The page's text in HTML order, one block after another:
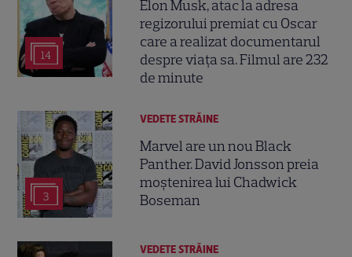
14
Elon Musk, atac la adresa
regizorului premiat cu Oscar
care a realizat documentarul
despre viața sa. Filmul are 232
de minute
3
VEDETE STRĂINE
Marvel are un nou Black
Panther. David Jonsson preia
moștenirea lui Chadwick
Boseman
VEDETE STRĂINE